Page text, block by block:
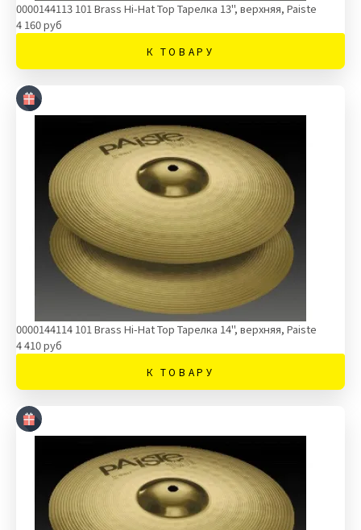
0000144113 101 Brass Hi-Hat Top Тарелка 13'', верхняя, Paiste
4 160 руб
К ТОВАРУ
0000144114 101 Brass Hi-Hat Top Тарелка 14'', верхняя, Paiste
4 410 руб
К ТОВАРУ